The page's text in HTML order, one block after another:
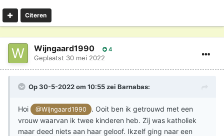
Citeren
Wijngaard1990 4
Geplaatst 30 mei 2022
Op 30-5-2022 om 10:55 zei Barnabas:
Hoi @Wijngaard1990
. Ooit ben ik getrouwd met een
vrouw waarvan ik twee kinderen heb. Zij was katholiek
maar deed niets aan haar geloof. Ikzelf ging naar een